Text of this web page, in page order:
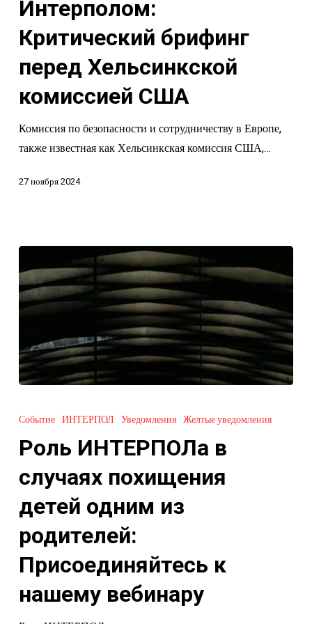
США
Интерполом:
Критический брифинг
перед Хельсинкской
комиссией США
Комиссия по безопасности и сотрудничеству в Европе,
также известная как Хельсинкская комиссия США,…
27 ноября 2024
ИНТЕРПОЛа
случаях
похищения
одним
из
родителей:
Присоединяйтесь
к
Событие ИНТЕРПОЛ Уведомления Желтые уведомления
Роль ИНТЕРПОЛа в
случаях похищения
детей одним из
родителей:
Присоединяйтесь к
нашему вебинару